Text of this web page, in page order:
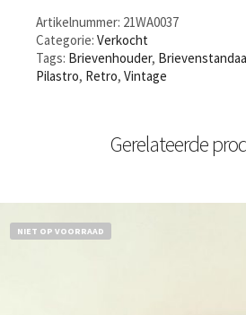
Artikelnummer: 21WA0037
Categorie: Verkocht
Tags: Brievenhouder,
Pilastro, Retro, Vintage
Gerelateerde
NIET OP VOORRAAD